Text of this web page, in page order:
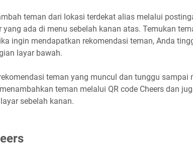
teman dari lokasi terdekat alias melalui
yang ada di menu sebelah kanan atas. Temukan
ingin mendapatkan rekomendasi teman, Anda
layar bawah.
teman yang muncul dan tunggu sampai
teman melalui QR code Cheers dan
sebelah kanan.